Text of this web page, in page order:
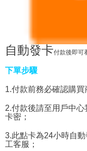
自動發卡付款後即可
下單步驟
1.付款前務必確認購買
2.付款後請至用戶中心
卡密；
3.此點卡為24小時自
工客服；